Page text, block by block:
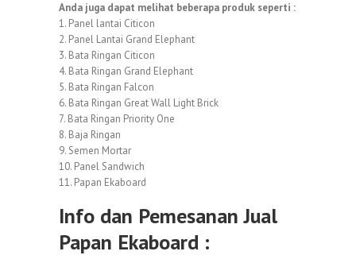
Anda juga dapat melihat beberapa produk seperti :
1. Panel lantai Citicon
2. Panel Lantai Grand Elephant
3. Bata Ringan Citicon
4. Bata Ringan Grand Elephant
5. Bata Ringan Falcon
6. Bata Ringan Great Wall Light Brick
7. Bata Ringan Priority One
8. Baja Ringan
9. Semen Mortar
10. Panel Sandwich
11. Papan Ekaboard
Info dan Pemesanan Jual
Papan Ekaboard :